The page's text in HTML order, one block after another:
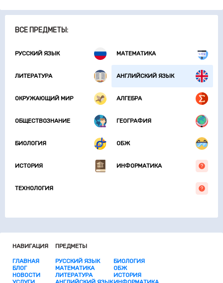
ВСЕ ПРЕДМЕТЫ:
РУССКИЙ ЯЗЫК МАТЕМАТИКА
ЛИТЕРАТУРА АНГЛИЙСКИЙ ЯЗЫК
ОКРУЖАЮЩИЙ МИР АЛГЕБРА
ОБЩЕСТВОЗНАНИЕ ГЕОГРАФИЯ
БИОЛОГИЯ ОБЖ
ИСТОРИЯ ИНФОРМАТИКА
ТЕХНОЛОГИЯ
НАВИГАЦИЯ
ГЛАВНАЯ
БЛОГ
НОВОСТИ
ПРЕДМЕТЫ
РУССКИЙ ЯЗЫК
МАТЕМАТИКА
ЛИТЕРАТУРА
БИОЛОГИЯ
ОБЖ
ИСТОРИЯ